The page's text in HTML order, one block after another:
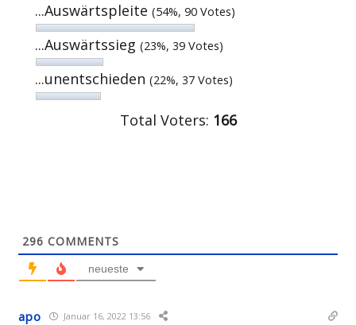
...Auswärtspleite(54%, 90 Votes)
...Auswärtssieg(23%, 39 Votes)
...unentschieden(22%, 37 Votes)
Total Voters: 166
296 COMMENTS
neueste
apo Januar 16, 2022 13:56